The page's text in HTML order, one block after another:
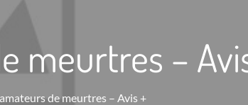
meurtres –
de meurtres – Avis +